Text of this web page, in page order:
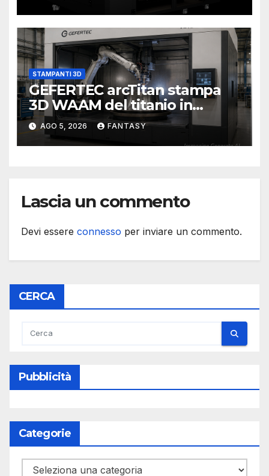
STAMPANTI 3D
GEFERTEC arcTitan stampa
3D WAAM del titanio in
camera inerte
AGO 5, 2026 FANTASY
Lascia un commento
Devi essere connesso per inviare un commento.
CERCA
Pubblicità
Categorie
Categorie